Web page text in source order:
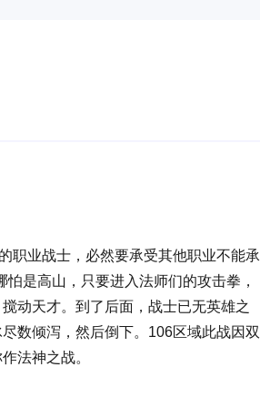
职业战士，必然要承受其他职业不能承
是高山，只要进入法师们的攻击拳，
动天才。到了后面，战士已无英雄之
数倾泻，然后倒下。106区域此战因双
法神之战。